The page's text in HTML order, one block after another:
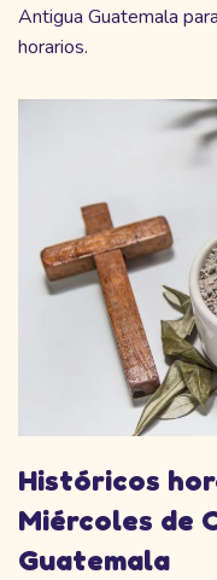
Antigua Guatemala
horarios.
Históricos
Miércoles de
Guatemala